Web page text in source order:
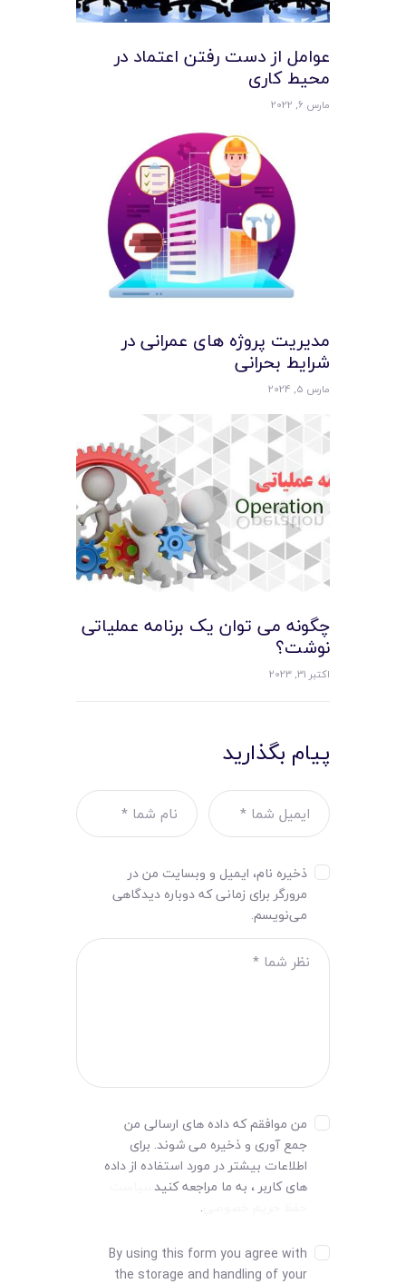
عوامل از دست رفتن اعتماد در
محیط کاری
مارس 6, 2022
مدیریت پروژه های عمرانی در
شرایط بحرانی
مارس 5, 2024
چگونه می توان یک برنامه عملیاتی
نوشت؟
اکتبر 31, 2023
پیام بگذارید
ذخیره نام، ایمیل و وبسایت من در
مرورگر برای زمانی که دوباره دیدگاهی
می‌نویسم.
من موافقم که داده های ارسالی من
جمع آوری و ذخیره می شوند. برای
اطلاعات بیشتر در مورد استفاده از داده
های کاربر ، به ما مراجعه کنید
.
By using this form you agree with
the storage and handling of your